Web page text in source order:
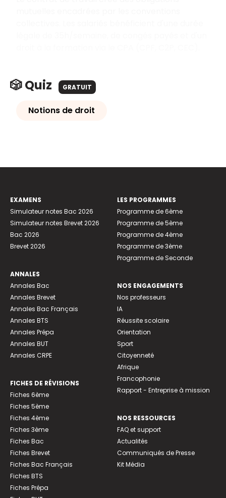
🎲 Quiz GRATUIT
Notions de droit
EXAMENS
Simulateur notes Bac 2026
Simulateur notes Brevet 2026
Bac 2026
Brevet 2026
ANNALES
Annales Bac
Annales Brevet
Annales Bac Français
Annales BTS
Annales Prépa
Annales BUT
Annales CRPE
FICHES DE RÉVISIONS
Fiches 6ème
Fiches 5ème
Fiches 4ème
Fiches 3ème
Fiches Bac
Fiches Brevet
Fiches Bac Français
Fiches BTS
Fiches Prépa
LES PROGRAMMES
Programme de 6ème
Programme de 5ème
Programme de 4ème
Programme de 3ème
Programme de Seconde
NOS ENGAGEMENTS
Nos professeurs
IA
Réussite scolaire
Orientation
Sport
Citoyenneté
Afrique
Francophonie
Rapport - Entreprise à mission
NOS RESSOURCES
FAQ et support
Actualités
Communiqués de Presse
Kit Média